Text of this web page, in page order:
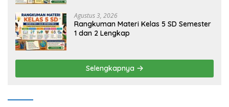
Agustus 3, 2026
Rangkuman Materi Kelas 5 SD Semester
1 dan 2 Lengkap
Selengkapnya